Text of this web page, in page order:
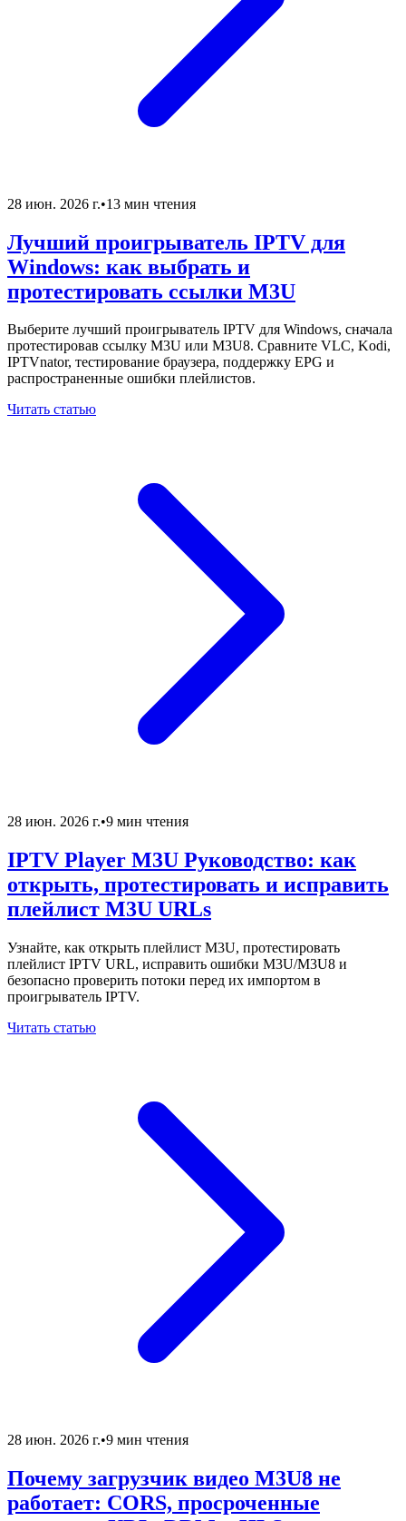
28 июн. 2026 г.•13 мин чтения
Лучший проигрыватель IPTV для
Windows: как выбрать и
протестировать ссылки M3U
Выберите лучший проигрыватель IPTV для Windows, сначала
протестировав ссылку M3U или M3U8. Сравните VLC, Kodi,
IPTVnator, тестирование браузера, поддержку EPG и
распространенные ошибки плейлистов.
Читать статью
28 июн. 2026 г.•9 мин чтения
IPTV Player M3U Руководство: как
открыть, протестировать и исправить
плейлист M3U URLs
Узнайте, как открыть плейлист M3U, протестировать
плейлист IPTV URL, исправить ошибки M3U/M3U8 и
безопасно проверить потоки перед их импортом в
проигрыватель IPTV.
Читать статью
28 июн. 2026 г.•9 мин чтения
Почему загрузчик видео M3U8 не
работает: CORS, просроченные